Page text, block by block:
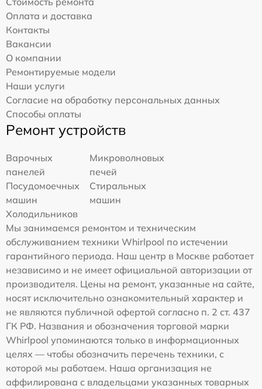
Оплата и доставка
Контакты
Вакансии
О компании
Ремонтируемые модели
Наши услуги
Согласие на обработку персональных данных
Способы оплаты
Ремонт устройств
Варочных
панелей
Микроволновых
печей
Посудомоечных
машин
Стиральных
машин
Холодильников
Мы занимаемся ремонтом и техническим
обслуживанием техники Whirlpool по истечении
гарантийного периода. Наш центр в Москве работает
независимо и не имеет официальной авторизации от
производителя. Цены на ремонт, указанные на сайте,
носят исключительно ознакомительный характер и
не являются публичной офертой согласно п. 2 ст. 437
ГК РФ. Названия и обозначения торговой марки
Whirlpool упоминаются только в информационных
целях — чтобы обозначить перечень техники, с
которой мы работаем. Наша организация не
аффилирована с владельцами указанных товарных